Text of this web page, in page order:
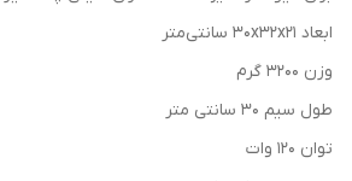
ابعاد 30x32x21 سانتی‌متر
وزن 3200 گرم
طول سیم 30 سانتی متر
توان 120 وات